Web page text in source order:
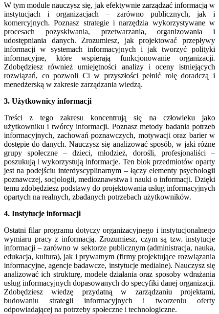
W tym module nauczysz się, jak efektywnie zarządzać informacją w
instytucjach i organizacjach – zarówno publicznych, jak i
komercyjnych. Poznasz strategie i narzędzia wykorzystywane w
procesach pozyskiwania, przetwarzania, organizowania i
udostępniania danych. Zrozumiesz, jak projektować przepływy
informacji w systemach informacyjnych i jak tworzyć polityki
informacyjne, które wspierają funkcjonowanie organizacji.
Zdobędziesz również umiejętności analizy i oceny istniejących
rozwiązań, co pozwoli Ci w przyszłości pełnić rolę doradczą i
menedżerską w zakresie zarządzania wiedzą.
3. Użytkownicy informacji
Treści z tego zakresu koncentrują się na człowieku jako
użytkowniku i twórcy informacji. Poznasz metody badania potrzeb
informacyjnych, zachowań poznawczych, motywacji oraz barier w
dostępie do danych. Nauczysz się analizować sposób, w jaki różne
grupy społeczne – dzieci, młodzież, dorośli, profesjonaliści –
poszukują i wykorzystują informacje. Ten blok przedmiotów oparty
jest na podejściu interdyscyplinarnym – łączy elementy psychologii
poznawczej, socjologii, medioznawstwa i nauki o informacji. Dzięki
temu zdobędziesz podstawy do projektowania usług informacyjnych
opartych na realnych, zbadanych potrzebach użytkowników.
4. Instytucje informacji
Ostatni filar programu dotyczy organizacyjnego i instytucjonalnego
wymiaru pracy z informacją. Zrozumiesz, czym są tzw. instytucje
informacji – zarówno w sektorze publicznym (administracja, nauka,
edukacja, kultura), jak i prywatnym (firmy projektujące rozwiązania
informacyjne, agencje badawcze, instytucje medialne). Nauczysz się
analizować ich strukturę, modele działania oraz sposoby wdrażania
usług informacyjnych dopasowanych do specyfiki danej organizacji.
Zdobędziesz wiedzę przydatną w zarządzaniu projektami,
budowaniu strategii informacyjnych i tworzeniu oferty
odpowiadającej na potrzeby społeczne i technologiczne.